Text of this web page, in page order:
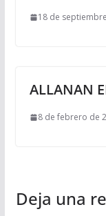
18 de
ALLANAN
8 de febrero de
Deja una